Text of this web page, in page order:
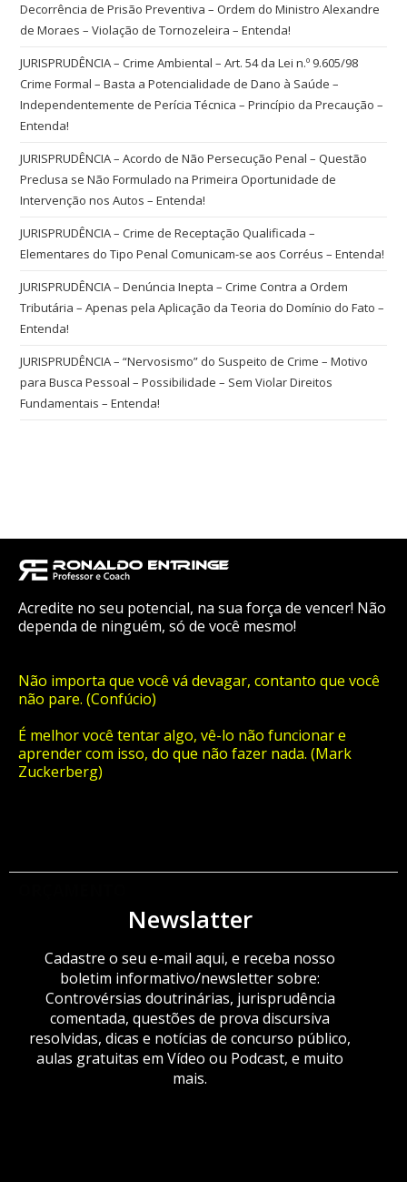
Decorrência de Prisão Preventiva – Ordem do Ministro Alexandre
de Moraes – Violação de Tornozeleira – Entenda!
JURISPRUDÊNCIA – Crime Ambiental – Art. 54 da Lei n.º 9.605/98
Crime Formal – Basta a Potencialidade de Dano à Saúde –
Independentemente de Perícia Técnica – Princípio da Precaução –
Entenda!
JURISPRUDÊNCIA – Acordo de Não Persecução Penal – Questão
Preclusa se Não Formulado na Primeira Oportunidade de
Intervenção nos Autos – Entenda!
JURISPRUDÊNCIA – Crime de Receptação Qualificada –
Elementares do Tipo Penal Comunicam-se aos Corréus – Entenda!
JURISPRUDÊNCIA – Denúncia Inepta – Crime Contra a Ordem
Tributária – Apenas pela Aplicação da Teoria do Domínio do Fato –
Entenda!
JURISPRUDÊNCIA – “Nervosismo” do Suspeito de Crime – Motivo
para Busca Pessoal – Possibilidade – Sem Violar Direitos
Fundamentais – Entenda!
Acredite no seu potencial, na sua força de vencer! Não
dependa de ninguém, só de você mesmo!
Não importa que você vá devagar, contanto que você
não pare. (Confúcio)
É melhor você tentar algo, vê-lo não funcionar e
aprender com isso, do que não fazer nada. (Mark
Zuckerberg)
Newslatter
Cadastre o seu e-mail aqui, e receba nosso
boletim informativo/newsletter sobre:
Controvérsias doutrinárias, jurisprudência
comentada, questões de prova discursiva
resolvidas, dicas e notícias de concurso público,
aulas gratuitas em Vídeo ou Podcast, e muito
mais.